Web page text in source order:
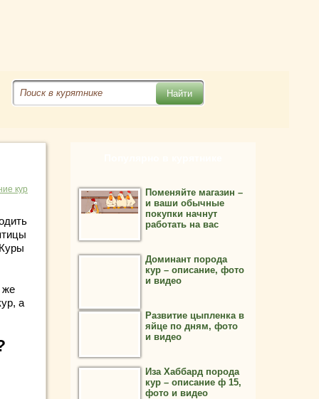
кур
же
а
Поменяйте магазин –
и ваши обычные
покупки начнут
работать на вас
Доминант порода
кур – описание, фото
и видео
Развитие цыпленка в
яйце по дням, фото
и видео
Иза Хаббард порода
кур – описание ф 15,
фото и видео